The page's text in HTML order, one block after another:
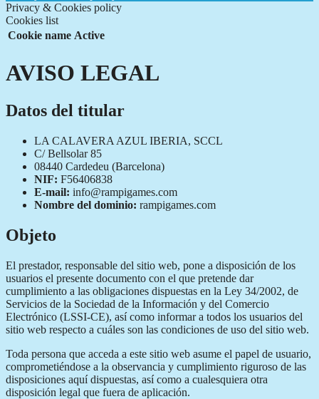
Privacy & Cookies policy
Cookies list
Cookie name Active
AVISO LEGAL
Datos del titular
LA CALAVERA AZUL IBERIA, SCCL
C/ Bellsolar 85
08440 Cardedeu (Barcelona)
NIF: F56406838
E-mail: info@rampigames.com
Nombre del dominio: rampigames.com
Objeto
El prestador, responsable del sitio web, pone a disposición de los
usuarios el presente documento con el que pretende dar
cumplimiento a las obligaciones dispuestas en la Ley 34/2002, de
Servicios de la Sociedad de la Información y del Comercio
Electrónico (LSSI-CE), así como informar a todos los usuarios del
sitio web respecto a cuáles son las condiciones de uso del sitio web.
Toda persona que acceda a este sitio web asume el papel de usuario,
comprometiéndose a la observancia y cumplimiento riguroso de las
disposiciones aquí dispuestas, así como a cualesquiera otra
disposición legal que fuera de aplicación.